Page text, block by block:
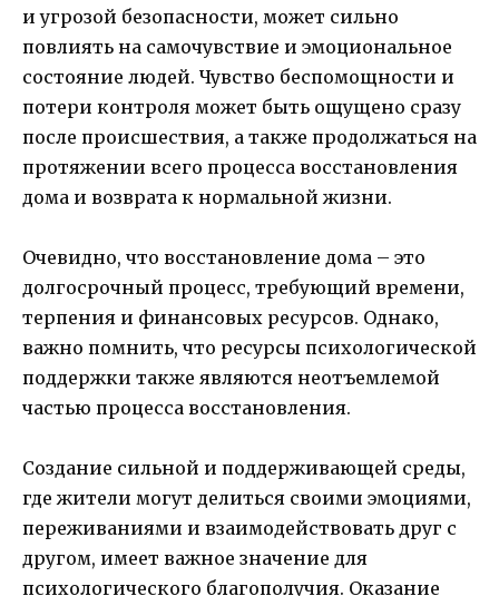
и угрозой безопасности, может сильно
повлиять на самочувствие и эмоциональное
состояние людей. Чувство беспомощности и
потери контроля может быть ощущено сразу
после происшествия, а также продолжаться на
протяжении всего процесса восстановления
дома и возврата к нормальной жизни.
Очевидно, что восстановление дома – это
долгосрочный процесс, требующий времени,
терпения и финансовых ресурсов. Однако,
важно помнить, что ресурсы психологической
поддержки также являются неотъемлемой
частью процесса восстановления.
Создание сильной и поддерживающей среды,
где жители могут делиться своими эмоциями,
переживаниями и взаимодействовать друг с
другом, имеет важное значение для
психологического благополучия. Оказание